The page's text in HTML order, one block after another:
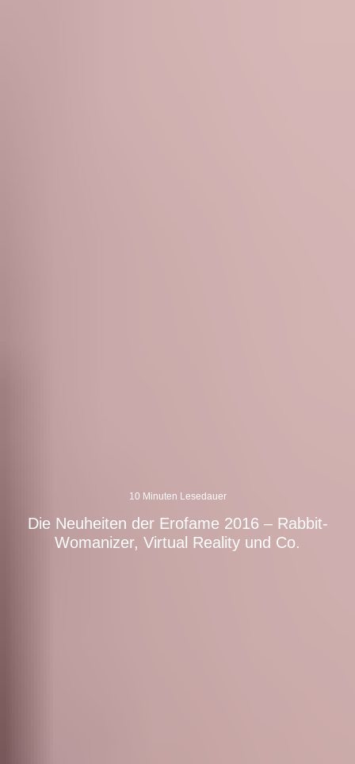
10 Minuten Lesedauer
Die Neuheiten der Erofame 2016 – Rabbit-
Womanizer, Virtual Reality und Co.